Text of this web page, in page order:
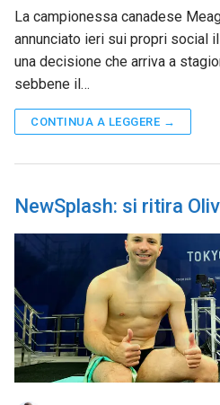
La campionessa canadese
annunciato ieri sui propri social
una decisione che arriva a
sebbene il…
CONTINUA A LEGGERE →
NewSplash: si ritira